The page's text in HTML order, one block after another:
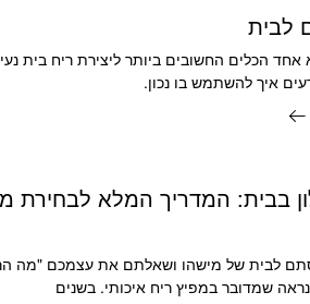
לבית
הכלים החשובים ביותר ליצירת ריח בית
איך להשתמש בו נכון.
בבית: המדריך המלא לבחירת
לבית של מישהו ושאלתם את עצמכם "מה
שמדובר במפיץ ריח איכותי. בשנים